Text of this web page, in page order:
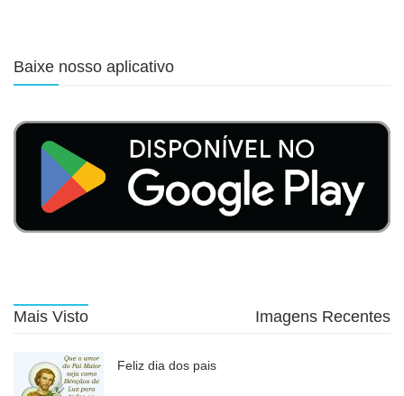
Baixe nosso aplicativo
Mais Visto Imagens Recentes
Feliz dia dos pais